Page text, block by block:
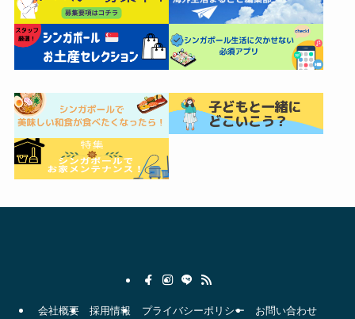
会社概要 採用情報 プライバシーポリシー お問い合わせ